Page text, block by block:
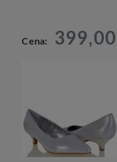
Cena nie
Cena: